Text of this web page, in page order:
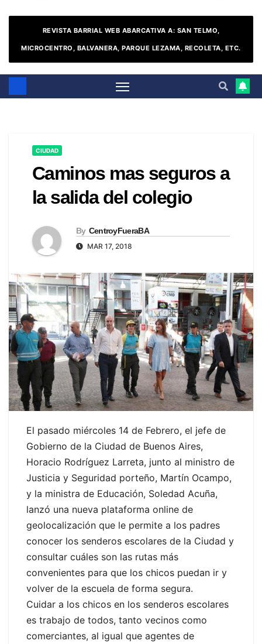
REVISTA BARRIAL WEB ABARCATIVA A: SAN TELMO,
MICROCENTRO, BALVANERA, PARQUE LEZAMA, RECOLETA, ETC.
CIUDAD
Caminos mas seguros a
la salida del colegio
By CentroyFueraBA
MAR 17, 2018
El pasado miércoles 14 de Febrero, el jefe de
Gobierno de la Ciudad de Buenos Aires,
Horacio Rodríguez Larreta, junto al ministro de
Justicia y Seguridad porteño, Martín Ocampo,
y la ministra de Educación, Soledad Acuña,
lanzó una nueva plataforma online de
geolocalización que le permite a los padres
conocer los senderos escolares de la Ciudad y
consultar cuáles son las rutas más
convenientes para que los chicos puedan ir y
volver de la escuela de forma segura.
Cuidar a los chicos en los senderos escolares
es trabajo de todos, tanto vecinos como
comerciantes, al igual que agentes de